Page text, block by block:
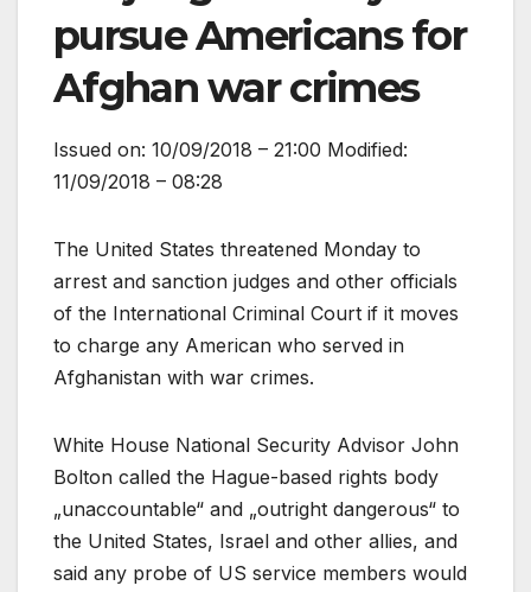
pursue Americans for
Afghan war crimes
Issued on: 10/09/2018 – 21:00 Modified:
11/09/2018 – 08:28
The United States threatened Monday to
arrest and sanction judges and other officials
of the International Criminal Court if it moves
to charge any American who served in
Afghanistan with war crimes.
White House National Security Advisor John
Bolton called the Hague-based rights body
„unaccountable“ and „outright dangerous“ to
the United States, Israel and other allies, and
said any probe of US service members would